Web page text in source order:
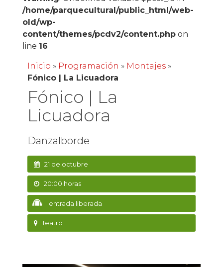
/home/parquecultural/public_html/web-
old/wp-
content/themes/pcdv2/content.phpon
line 16
Inicio » Programación » Montajes»
Fónico | La Licuadora
Fónico | La
Licuadora
Danzalborde
21 de octubre
20:00 horas
entrada liberada
Teatro